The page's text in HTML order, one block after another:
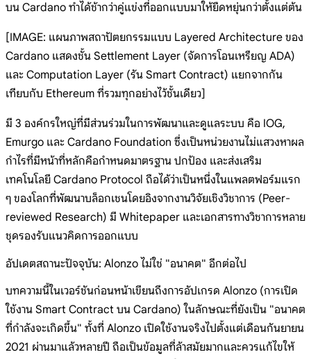
บน Cardano ทำได้ช้ากว่าคู่แข่งที่ออกแบบมาให้ยืดหยุ่นกว่าตั้งแต่ต้น
[IMAGE: แผนภาพสถาปัตยกรรมแบบ Layered Architecture ของ
Cardano แสดงชั้น Settlement Layer (จัดการโอนเหรียญ ADA)
และ Computation Layer (รัน Smart Contract) แยกจากกัน
เทียบกับ Ethereum ที่รวมทุกอย่างไว้ชั้นเดียว]
มี 3 องค์กรใหญ่ที่มีส่วนร่วมในการพัฒนาและดูแลระบบ คือ IOG,
Emurgo และ Cardano Foundation ซึ่งเป็นหน่วยงานไม่แสวงหาผล
กำไรที่มีหน้าที่หลักคือกำหนดมาตรฐาน ปกป้อง และส่งเสริม
เทคโนโลยี Cardano Protocol ถือได้ว่าเป็นหนึ่งในแพลตฟอร์มแรก
ๆ ของโลกที่พัฒนาบล็อกเชนโดยอิงจากงานวิจัยเชิงวิชาการ (Peer-
reviewed Research) มี Whitepaper และเอกสารทางวิชาการหลาย
ชุดรองรับแนวคิดการออกแบบ
อัปเดตสถานะปัจจุบัน: Alonzo ไม่ใช่ "อนาคต" อีกต่อไป
บทความนี้ในเวอร์ชันก่อนหน้าเขียนถึงการอัปเกรด Alonzo (การเปิด
ใช้งาน Smart Contract บน Cardano) ในลักษณะที่ยังเป็น "อนาคต
ที่กำลังจะเกิดขึ้น" ทั้งที่ Alonzo เปิดใช้งานจริงไปตั้งแต่เดือนกันยายน
2021 ผ่านมาแล้วหลายปี ถือเป็นข้อมูลที่ล้าสมัยมากและควรแก้ไขให้